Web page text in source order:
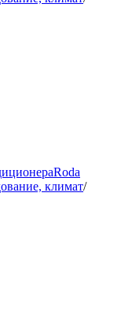
Roda
климат/